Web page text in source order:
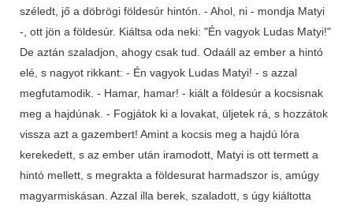
széledt, jő a döbrögi földesúr hintón. - Ahol, ni - mondja Matyi
-, ott jön a földesúr. Kiáltsa oda neki: "Én vagyok Ludas Matyi!"
De aztán szaladjon, ahogy csak tud. Odaáll az ember a hintó
elé, s nagyot rikkant: - Én vagyok Ludas Matyi! - s azzal
megfutamodik. - Hamar, hamar! - kiált a földesúr a kocsisnak
meg a hajdúnak. - Fogjátok ki a lovakat, üljetek rá, s hozzátok
vissza azt a gazembert! Amint a kocsis meg a hajdú lóra
kerekedett, s az ember után iramodott, Matyi is ott termett a
hintó mellett, s megrakta a földesurat harmadszor is, amúgy
magyarmiskásan. Azzal illa berek, szaladott, s úgy kiáltotta